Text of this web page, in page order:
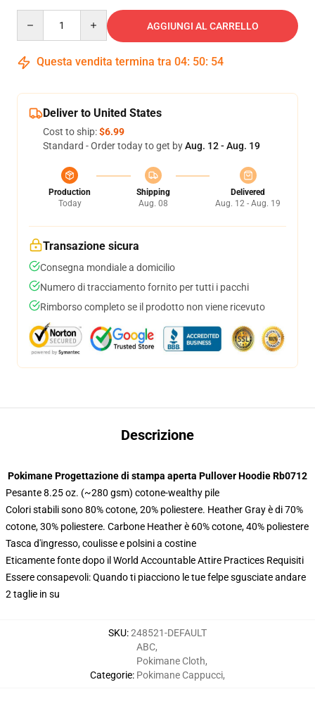
AGGIUNGI AL CARRELLO
Questa vendita termina tra 04: 50: 54
Deliver to United States
Cost to ship:$6.99
Standard - Order today to get byAug. 12 - Aug. 19
Production
Today
Shipping
Aug. 08
Delivered
Aug. 12 - Aug. 19
Transazione sicura
Consegna mondiale a domicilio
Numero di tracciamento fornito per tutti i pacchi
Rimborso completo se il prodotto non viene ricevuto
Descrizione
Pokimane Progettazione di stampa aperta Pullover Hoodie Rb0712
Pesante 8.25 oz. (~280 gsm) cotone-wealthy pile
Colori stabili sono 80% cotone, 20% poliestere. Heather Gray è di 70%
cotone, 30% poliestere. Carbone Heather è 60% cotone, 40% poliestere
Tasca d'ingresso, coulisse e polsini a costine
Eticamente fonte dopo il World Accountable Attire Practices Requisiti
Essere consapevoli: Quando ti piacciono le tue felpe sgusciate andare
2 taglie in su
SKU:248521-DEFAULT
Categorie:
ABC,
Pokimane Cloth,
Pokimane Cappucci,